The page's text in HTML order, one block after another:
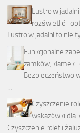
Lustro w
rozświetlić i
Lustro w jadalni to nie
Funkcjonalne
zamków, klamek i
Bezpieczeństwo
…
Czyszczenie
wskazówki dla
Czyszczenie rolet i